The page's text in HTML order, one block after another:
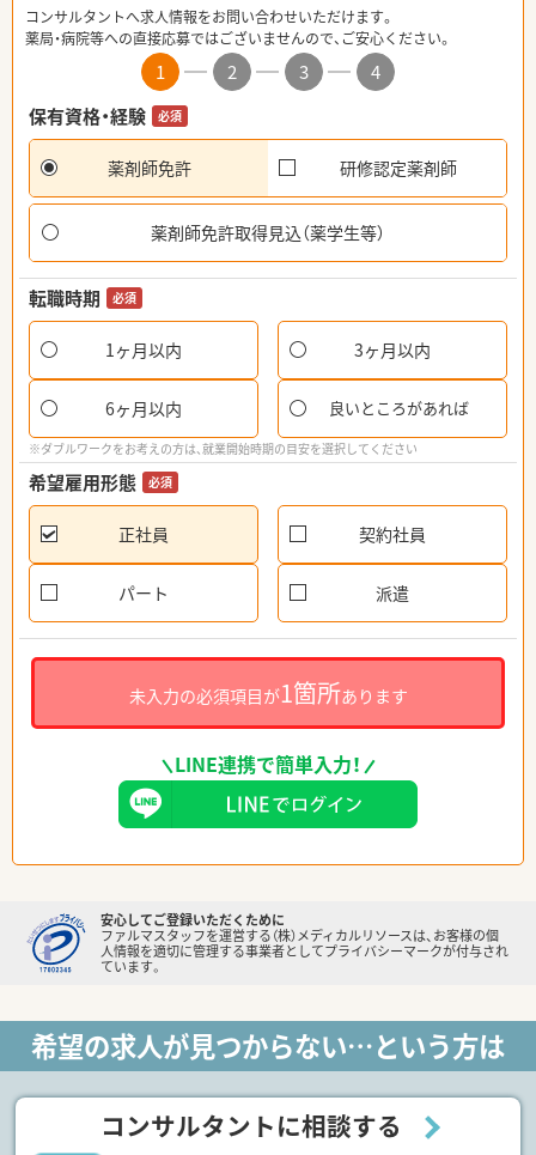
コンサルタントへ求人情報をお問い合わせいただけます。
薬局・病院等への直接応募ではございませんので、ご安心ください。
1 2 3
4
保有資格・経験
必須
薬剤師免許 研修認定薬剤師
薬剤師免許取得見込（薬学生等）
転職時期 必須
1ヶ月以内 3ヶ月以内
6ヶ月以内 良いところがあれば
※ダブルワークをお考えの方は、就業開始時期の目安を選択してください
希望雇用形態 必須
正社員 契約社員
パート 派遣
未入力の必須項目が1箇所あります
LINE連携で簡単入力！
安心してご登録いただくために
ファルマスタッフを運営する（株）メディカルリソースは、お客様の個
人情報を適切に管理する事業者としてプライバシーマークが付与され
ています。
希望の求人が見つからない…という方は
コンサルタントに相談する